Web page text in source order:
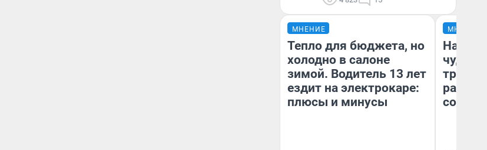
МНЕНИЕ
Тепло для бюджета, но
холодно в салоне
зимой. Водитель 13 лет
ездит на электрокаре:
плюсы и минусы
МНЕНИЕ
чудом